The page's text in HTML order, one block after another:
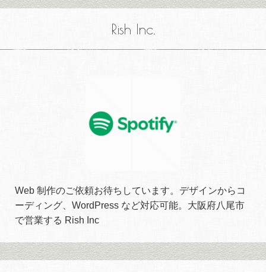
Rish Inc.
Web 制作のご依頼お待ちしています。デザインからコ
ーディング、WordPress など対応可能。大阪府八尾市
で営業する Rish Inc